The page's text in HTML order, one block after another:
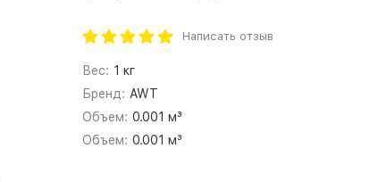
Написать отзыв
Вес: 1 кг
Бренд: AWT
Объем: 0.001 м³
Объем: 0.001 м³